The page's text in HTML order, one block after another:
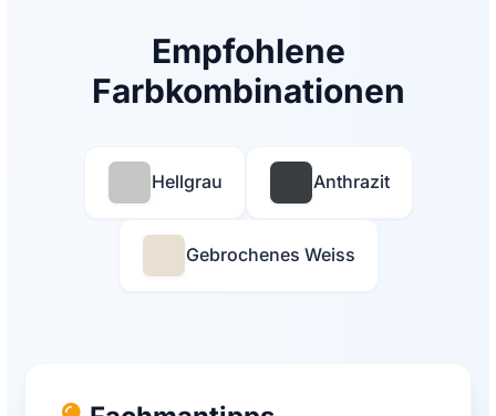
Empfohlene
Farbkombinationen
Hellgrau Anthrazit
Gebrochenes Weiss